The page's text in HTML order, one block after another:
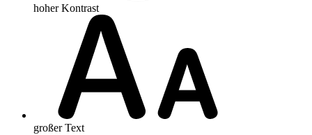
hoher Kontrast
großer Text